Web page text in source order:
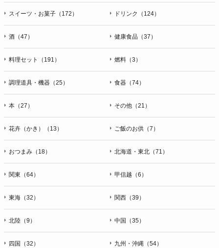
スイーツ・お菓子（172） ドリンク（124）
酒（47） 健康食品（37）
料理セット（191） 燃料（3）
調理道具・機器（25） 食器（74）
本（27） その他（21）
花卉（かき）（13） ご飯のお供（7）
おつまみ（18） 北海道・東北（71）
関東（64） 甲信越（6）
東海（32） 関西（39）
北陸（9） 中国（35）
四国（32） 九州・沖縄（54）